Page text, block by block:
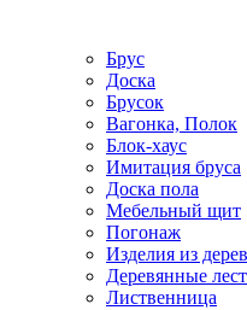
Брус
Доска
Брусок
Вагонка, Полок
Блок-хаус
Имитация бруса
Доска пола
Мебельный щит
Погонаж
Изделия из
Деревянные
Лиственница